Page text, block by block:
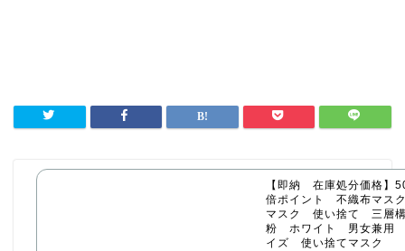
【即納 在庫処分価格
倍ポイント 不織布マ
マスク 使い捨て 三層
粉 ホワイト 男女兼用
イズ 使い捨てマスク